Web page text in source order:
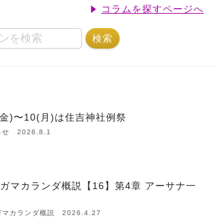
コラムを探すページへ
)〜10(月)は住吉神社例祭
せ 2026.8.1
マカランダ概説【16】第4章 アーサナ一
マカランダ概説 2026.4.27